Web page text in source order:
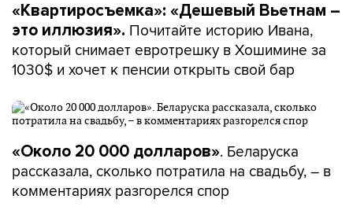
«Квартиросъемка»: «Дешевый Вьетнам –
это иллюзия». Почитайте историю Ивана,
который снимает евротрешку в Хошимине за
1030$ и хочет к пенсии открыть свой бар
«Около 20 000 долларов». Беларуска
рассказала, сколько потратила на свадьбу, – в
комментариях разгорелся спор